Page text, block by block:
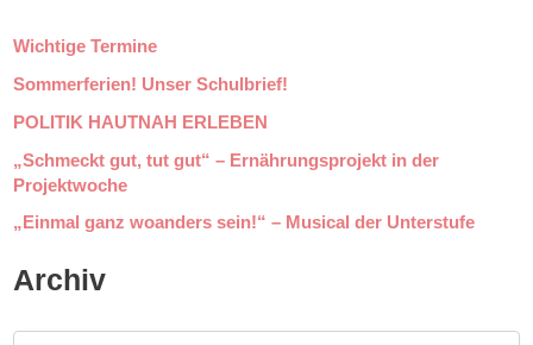
Wichtige Termine
Sommerferien! Unser Schulbrief!
POLITIK HAUTNAH ERLEBEN
„Schmeckt gut, tut gut“ – Ernährungsprojekt in der
Projektwoche
„Einmal ganz woanders sein!“ – Musical der Unterstufe
Archiv